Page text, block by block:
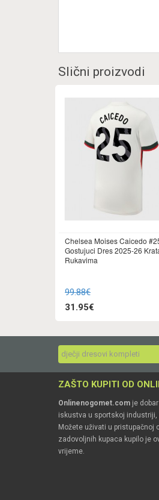
Slični proizvodi
Chelsea Moises Caicedo
Gostujuci Dres 2025-26
Rukavima
99.88€
31.95€
dječji dresovi kompleti
ZAŠTO KUPITI OD
Onlinenogomet.com je
iskustva u sportskoj
Možete uživati u pristupačnoj
zadovoljnih kupaca kupilo je
vrijeme.